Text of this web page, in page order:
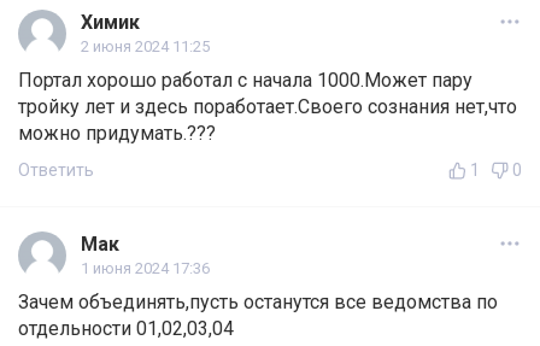
Химик
2 июня 2024 11:25
Портал хорошо работал с начала 1000.Может пару
тройку лет и здесь поработает.Своего сознания нет,что
можно придумать.???
Ответить 1 0
Мак
1 июня 2024 17:36
Зачем объединять,пусть останутся все ведомства по
отдельности 01,02,03,04